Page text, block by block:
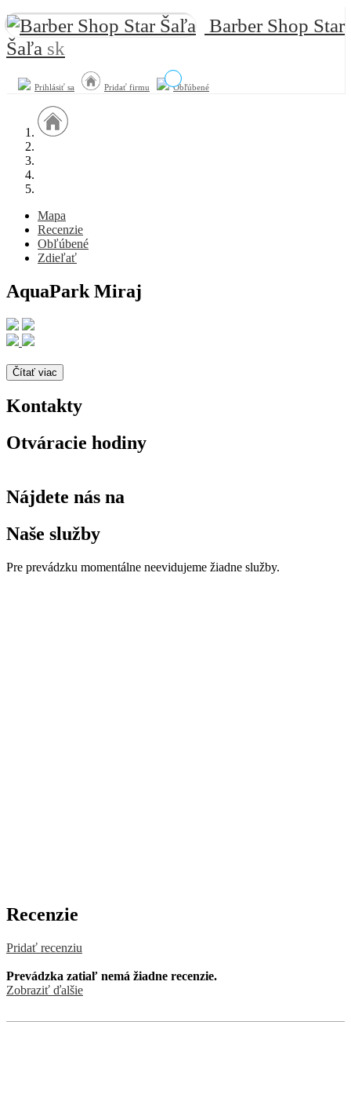
Barber Shop Star
Šaľa sk
Prihlásiť sa Pridať firmu Obľúbené
Mapa
Recenzie
Obľúbené
Zdieľať
AquaPark Miraj
Čítať viac
Kontakty
Otváracie hodiny
Nájdete nás na
Naše služby
Pre prevádzku momentálne neevidujeme žiadne služby.
Recenzie
Pridať recenziu
Prevádzka zatiaľ nemá žiadne recenzie.
Zobraziť ďalšie